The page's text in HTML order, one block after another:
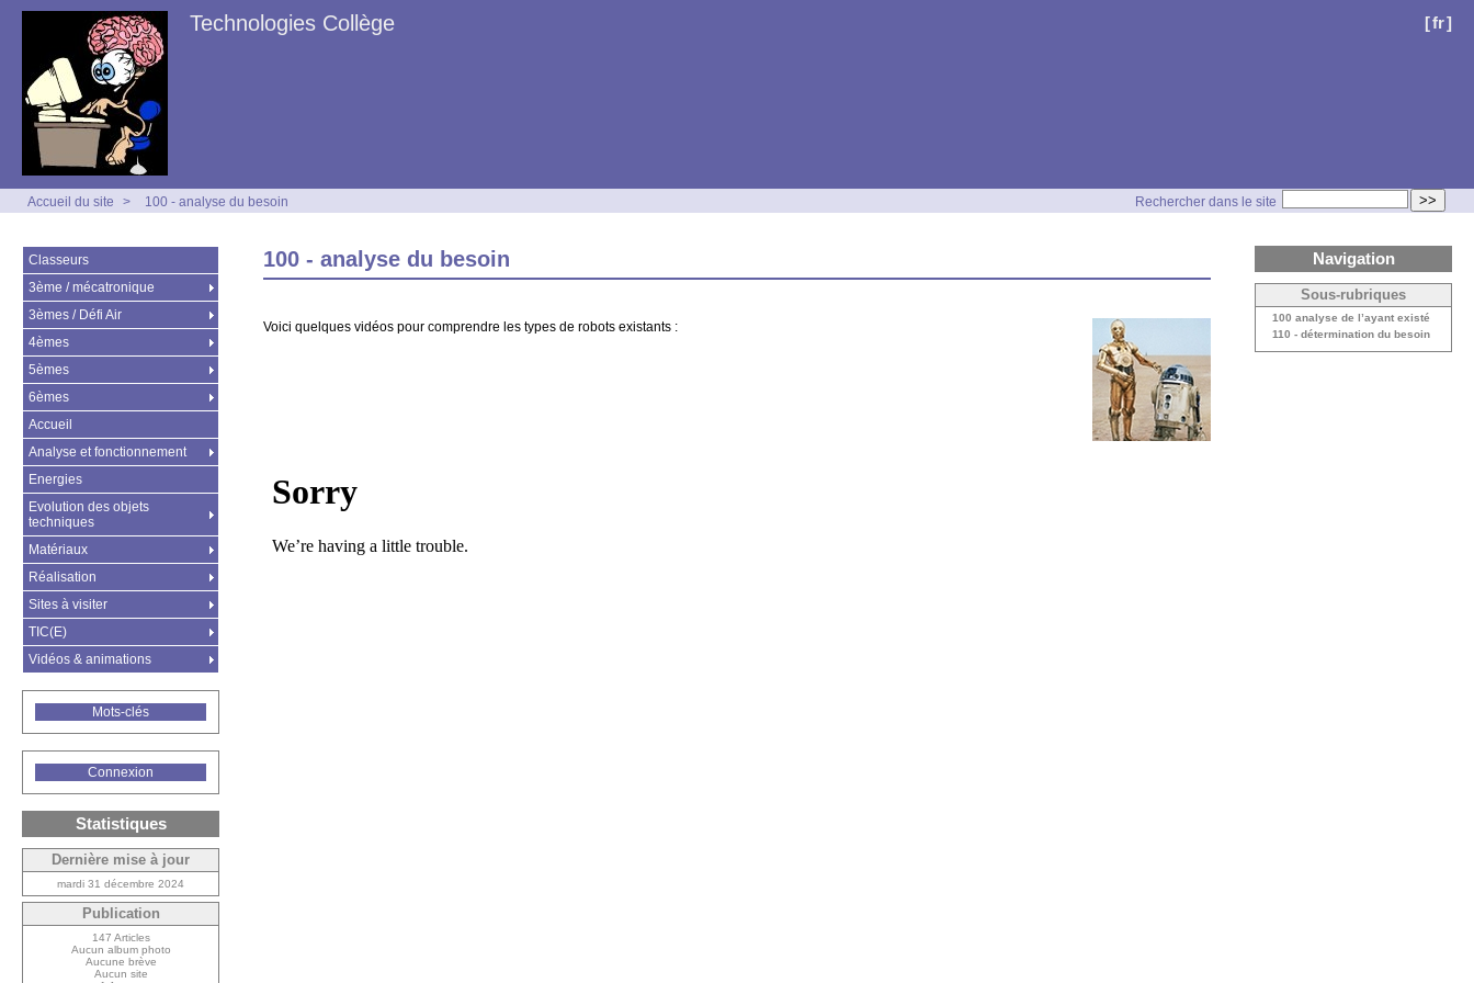
[fr]
Technologies Collège
>>
Rechercher dans le site
Accueil du site > 100 - analyse du besoin
100 - analyse du besoin
Voici quelques vidéos pour comprendre les types de robots existants :
Classeurs
3ème / mécatronique
3èmes / Défi Air
4èmes
5èmes
6èmes
Accueil
Analyse et fonctionnement
Energies
Evolution des objets
techniques
Matériaux
Réalisation
Sites à visiter
TIC(E)
Vidéos & animations
Mots-clés
Connexion
Statistiques
Dernière mise à jour
mardi 31 décembre 2024
Publication
147 Articles
Aucun album photo
Aucune brève
Aucun site
Navigation
Sous-rubriques
100 analyse de l’ayant existé
110 - détermination du besoin